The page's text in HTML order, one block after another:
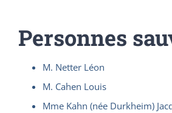
Personnes
M. Netter Léon
M. Cahen Louis
Mme Kahn (née Durkheim)